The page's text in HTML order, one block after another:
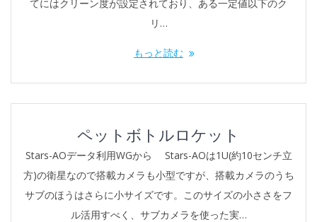
てにはクリーン度が設定されており、ある一定値以下のク
リ…
もっと読む
ペットボトルロケット
Stars-AOデータ利用WGから Stars-AOは1U(約10センチ立
方)の衛星なので搭載カメラも小型ですが、搭載カメラのうち
サブのほうはさらに小サイズです。このサイズの小ささをフ
ル活用すべく、サブカメラを使った実…